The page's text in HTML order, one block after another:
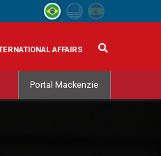
AFFAIRS
Portal Mackenzie